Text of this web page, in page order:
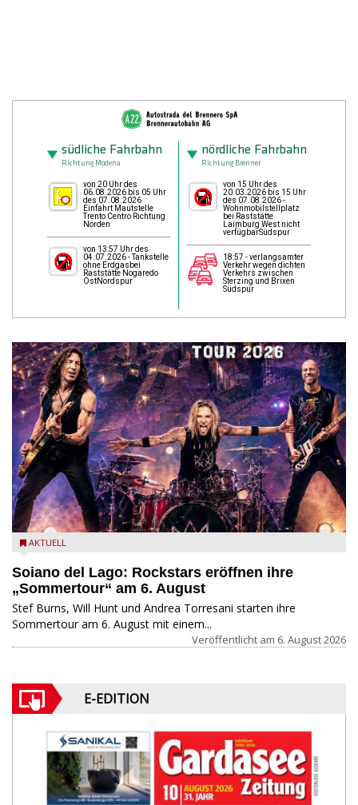
südliche Fahrbahn
Richtung Modena
von 20 Uhr des
06.08.2026 bis 05 Uhr
des 07.08.2026
Einfahrt Mautstelle
Trento Centro Richtung
Norden
von 13:57 Uhr des
04.07.2026 - Tankstelle
ohne Erdgasbei
Raststätte Nogaredo
OstNordspur
nördliche Fahrbahn
Richtung Brenner
von 15 Uhr des
20.03.2026 bis 15 Uhr
des 07.08.2026 -
Wohnmobilstellplatz
bei Raststätte
Laimburg West nicht
verfügbarSüdspur
18:57 - verlangsamter
Verkehr wegen dichten
Verkehrs zwischen
Sterzing und Brixen
Südspur
AKTUELL
Soiano del Lago: Rockstars eröffnen ihre
„Sommertour“ am 6. August
Stef Burns, Will Hunt und Andrea Torresani starten ihre
Sommertour am 6. August mit einem...
Veröffentlicht am 6. August 2026
E-EDITION